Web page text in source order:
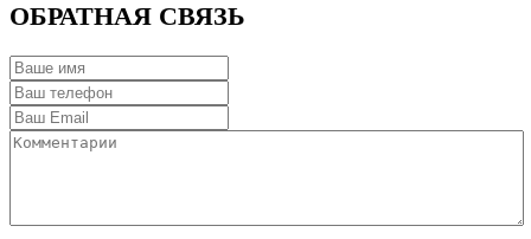
ОБРАТНАЯ СВЯЗЬ